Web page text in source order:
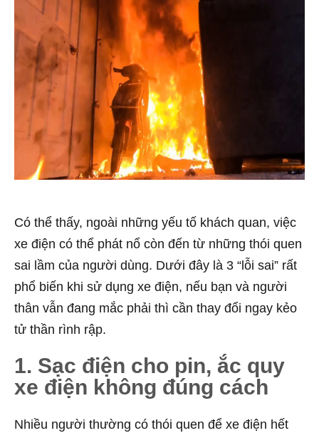
Có thể thấy, ngoài những yếu tố khách quan, việc
xe điện có thể phát nổ còn đến từ những thói quen
sai lầm của người dùng. Dưới đây là 3 “lỗi sai” rất
phổ biến khi sử dụng xe điện, nếu bạn và người
thân vẫn đang mắc phải thì cần thay đổi ngay kẻo
tử thần rình rập.
1. Sạc điện cho pin, ắc quy
xe điện không đúng cách
Nhiều người thường có thói quen để xe điện hết